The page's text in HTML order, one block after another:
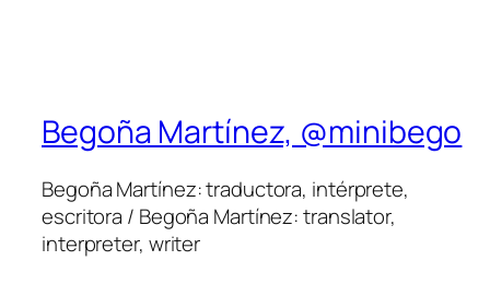
Begoña Martínez, @minibego
Begoña Martínez: traductora, intérprete,
escritora / Begoña Martínez: translator,
interpreter, writer